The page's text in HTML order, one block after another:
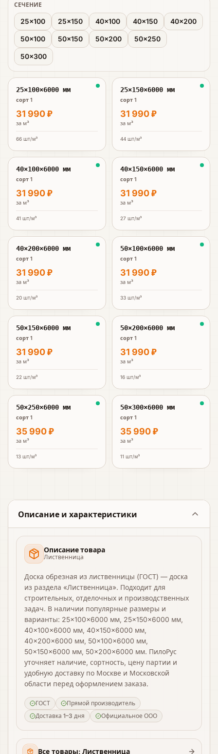
СЕЧЕНИЕ
25×100 25×150 40×100 40×150 40×200
50×100 50×150 50×200 50×250
50×300
25×100×6000 мм
сорт 1
31 990 ₽
за м³
66 шт/м³
25×150×6000 мм
сорт 1
31 990 ₽
за м³
44 шт/м³
40×100×6000 мм
сорт 1
31 990 ₽
за м³
41 шт/м³
40×150×6000 мм
сорт 1
31 990 ₽
за м³
27 шт/м³
40×200×6000 мм
сорт 1
31 990 ₽
за м³
20 шт/м³
50×100×6000 мм
сорт 1
31 990 ₽
за м³
33 шт/м³
50×150×6000 мм
сорт 1
31 990 ₽
за м³
22 шт/м³
50×200×6000 мм
сорт 1
31 990 ₽
за м³
16 шт/м³
50×250×6000 мм
сорт 1
35 990 ₽
за м³
13 шт/м³
50×300×6000 мм
сорт 1
35 990 ₽
за м³
11 шт/м³
Описание и характеристики
Описание товара
Лиственница
Доска обрезная из лиственницы (ГОСТ) — доска
из раздела «Лиственница». Подходит для
строительных, отделочных и производственных
задач. В наличии популярные размеры и
варианты: 25×100×6000 мм, 25×150×6000 мм,
40×100×6000 мм, 40×150×6000 мм,
40×200×6000 мм, 50×100×6000 мм,
50×150×6000 мм, 50×200×6000 мм. ПилоРус
уточняет наличие, сортность, цену партии и
удобную доставку по Москве и Московской
области перед оформлением заказа.
ГОСТ
Прямой производитель
Доставка 1–3 дня
Официальное ООО
Все товары: Лиственница